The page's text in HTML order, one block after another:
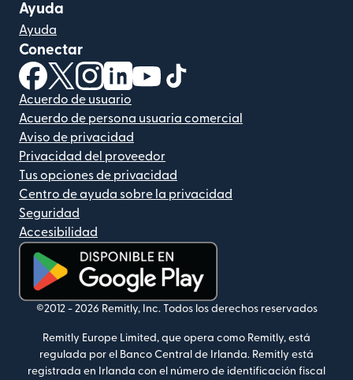
Ayuda
Ayuda
Conectar
(se abre en una ventana nueva)
(se abre en una ventana nueva)
(se abre en una ventana nueva)
(se abre en una ventana nueva)
(se abre en una ventana nueva)
Acuerdo de usuario
Acuerdo de persona usuaria comercial
Aviso de privacidad
Privacidad del proveedor
Tus opciones de privacidad
Centro de ayuda sobre la privacidad
Seguridad
Accesibilidad
(se abre en una ventana nueva)
©2012 - 2026 Remitly, Inc. Todos los derechos reservados
Remitly Europe Limited, que opera como Remitly, está
regulada por el Banco Central de Irlanda. Remitly está
registrada en Irlanda con el número de identificación fiscal